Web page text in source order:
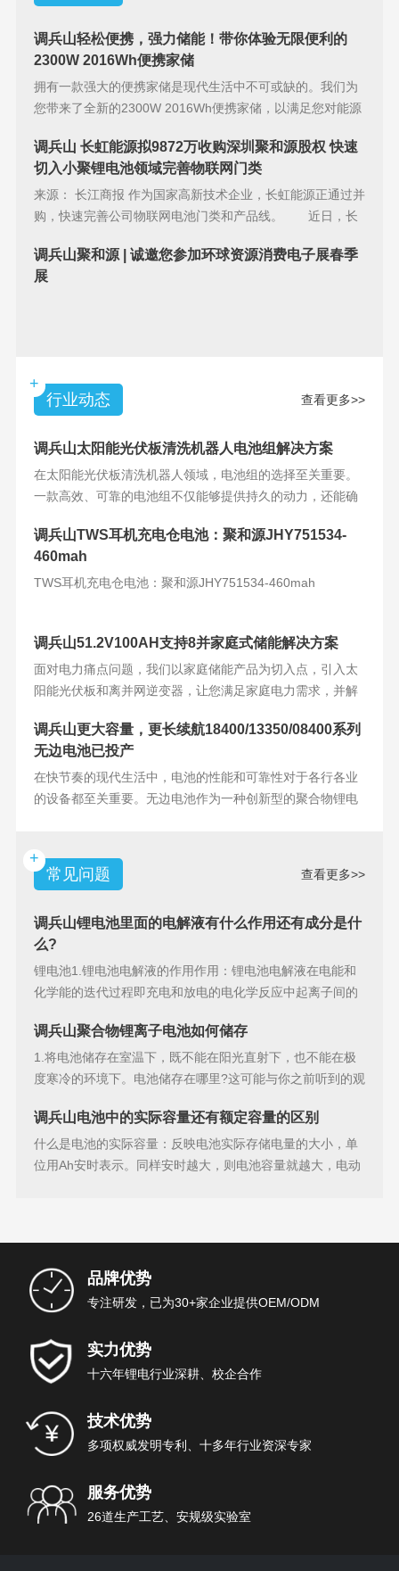
调兵山轻松便携，强力储能！带你体验无限便利的
2300W 2016Wh便携家储
拥有一款强大的便携家储是现代生活中不可或缺的。我们为
您带来了全新的2300W 2016Wh便携家储，以满足您对能源
调兵山 长虹能源拟9872万收购深圳聚和源股权 快速
切入小聚锂电池领域完善物联网门类
来源： 长江商报 作为国家高新技术企业，长虹能源正通过并
购，快速完善公司物联网电池门类和产品线。 近日，长
调兵山聚和源 | 诚邀您参加环球资源消费电子展春季
展
+
行业动态
查看更多>>
调兵山太阳能光伏板清洗机器人电池组解决方案
在太阳能光伏板清洗机器人领域，电池组的选择至关重要。
一款高效、可靠的电池组不仅能够提供持久的动力，还能确
调兵山TWS耳机充电仓电池：聚和源JHY751534-
460mah
TWS耳机充电仓电池：聚和源JHY751534-460mah
调兵山51.2V100AH支持8并家庭式储能解决方案
面对电力痛点问题，我们以家庭储能产品为切入点，引入太
阳能光伏板和离并网逆变器，让您满足家庭电力需求，并解
调兵山更大容量，更长续航18400/13350/08400系列
无边电池已投产
在快节奏的现代生活中，电池的性能和可靠性对于各行各业
的设备都至关重要。无边电池作为一种创新型的聚合物锂电
+
常见问题
查看更多>>
调兵山锂电池里面的电解液有什么作用还有成分是什
么?
锂电池1.锂电池电解液的作用作用：锂电池电解液在电能和
化学能的迭代过程即充电和放电的电化学反应中起离子间的
调兵山聚合物锂离子电池如何储存
1.将电池储存在室温下，既不能在阳光直射下，也不能在极
度寒冷的环境下。电池储存在哪里?这可能与你之前听到的观
调兵山电池中的实际容量还有额定容量的区别
什么是电池的实际容量：反映电池实际存储电量的大小，单
位用Ah安时表示。同样安时越大，则电池容量就越大，电动
品牌优势
专注研发，已为30+家企业提供OEM/ODM
实力优势
十六年锂电行业深耕、校企合作
技术优势
多项权威发明专利、十多年行业资深专家
服务优势
26道生产工艺、安规级实验室